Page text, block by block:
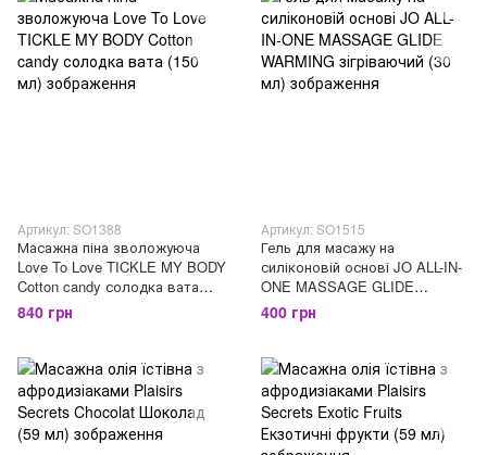
Артикул: SO1388
Масажна піна зволожуюча
Love To Love TICKLE MY BODY
Cotton candy солодка вата
(150 мл)
840 грн
Артикул: SO1515
Гель для масажу на
силіконовій основі JO ALL-IN-
ONE MASSAGE GLIDE
WARMING зігріваючий (30 мл)
400 грн